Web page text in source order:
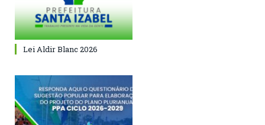
Lei Aldir Blanc 2026